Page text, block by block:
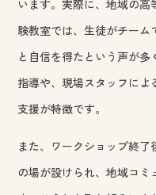
います。実際に、地域の
験教室では、生徒がチー
と自信を得たという声が
指導や、現場スタッフに
支援が特徴です。
また、ワークショップ終
の場が設けられ、地域コミ